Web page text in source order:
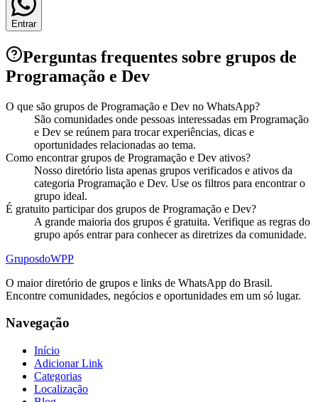
Entrar
Perguntas frequentes sobre grupos de
Programação e Dev
O que são grupos de Programação e Dev no WhatsApp?
São comunidades onde pessoas interessadas em Programação
e Dev se reúnem para trocar experiências, dicas e
oportunidades relacionadas ao tema.
Como encontrar grupos de Programação e Dev ativos?
Nosso diretório lista apenas grupos verificados e ativos da
categoria Programação e Dev. Use os filtros para encontrar o
grupo ideal.
É gratuito participar dos grupos de Programação e Dev?
A grande maioria dos grupos é gratuita. Verifique as regras do
grupo após entrar para conhecer as diretrizes da comunidade.
GruposdoWPP
O maior diretório de grupos e links de WhatsApp do Brasil.
Encontre comunidades, negócios e oportunidades em um só lugar.
Navegação
Início
Adicionar Link
Categorias
Localização